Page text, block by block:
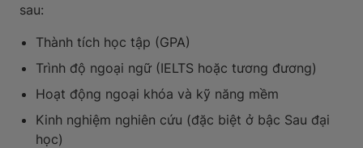
sau:
Thành tích học tập (GPA)
Trình độ ngoại ngữ (IELTS hoặc tương đương)
Hoạt động ngoại khóa và kỹ năng mềm
Kinh nghiệm nghiên cứu (đặc biệt ở bậc Sau đại
học)